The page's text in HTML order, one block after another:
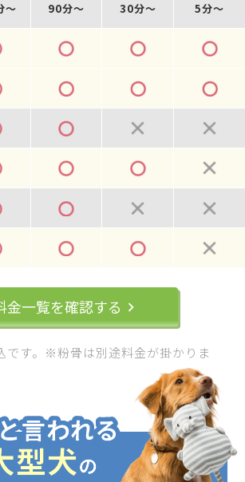
～ 90分～ 30分～ 5分～
金一覧を確認する keyboard_arrow_right
です。※粉骨は別途料金が掛かりま